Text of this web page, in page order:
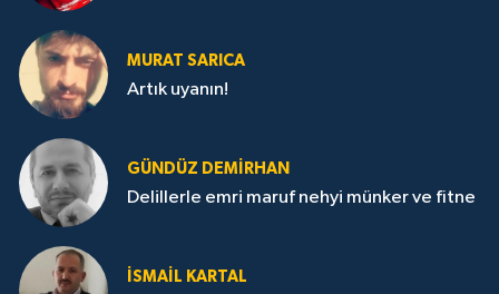
MURAT SARICA
Artık uyanın!
GÜNDÜZ DEMIRHAN
Delillerle emri maruf nehyi münker ve fitne
İSMAIL KARTAL